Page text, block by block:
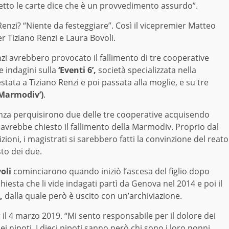
le carte dice che è un provvedimento assurdo”.
“Niente da festeggiare”. Così il vicepremier Matteo
Renzi e Laura Bovoli.
avrebbero provocato il fallimento di tre cooperative
indagini sulla ‘Eventi 6’, società specializzata nella
a Tiziano Renzi e poi passata alla moglie, e su tre
.
perquisirono due delle tre cooperative acquisendo
chiesto il fallimento della Marmodiv. Proprio dal
i magistrati si sarebbero fatti la convinzione del reato
dei due.
cominciarono quando iniziò l’ascesa del figlio dopo
che li vide indagati partì da Genova nel 2014 e poi il
dalla quale però è uscito con un’archiviazione.
4 marzo 2019. “Mi sento responsabile per il dolore dei